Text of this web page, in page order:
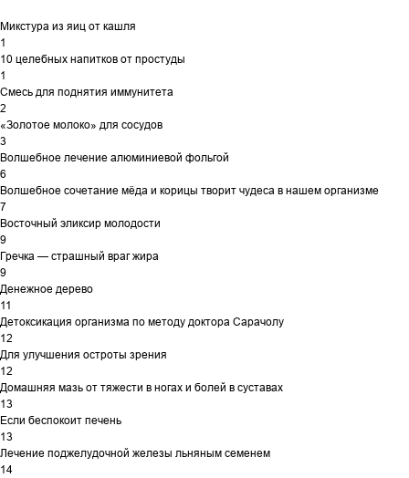
Микстура из яиц от кашля
1
10 целебных напитков от простуды
1
Смесь для поднятия иммунитета
2
«Золотое молоко» для сосудов
3
Волшебное лечение алюминиевой фольгой
6
Волшебное сочетание мёда и корицы творит чудеса в нашем организме
7
Восточный эликсир молодости
9
Гречка — страшный враг жира
9
Денежное дерево
11
Детоксикация организма по методу доктора Сарачолу
12
Для улучшения остроты зрения
12
Домашняя мазь от тяжести в ногах и болей в суставах
13
Если беспокоит печень
13
Лечение поджелудочной железы льняным семенем
14